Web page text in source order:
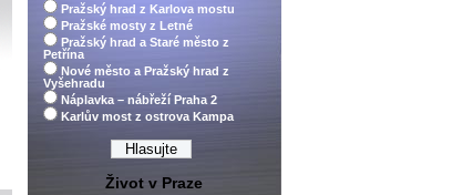
Pražský hrad z Karlova mostu
Pražské mosty z Letné
Pražský hrad a Staré město z
Petřína
Nové město a Pražský hrad z
Vyšehradu
Náplavka – nábřeží Praha 2
Karlův most z ostrova Kampa
Život v Praze